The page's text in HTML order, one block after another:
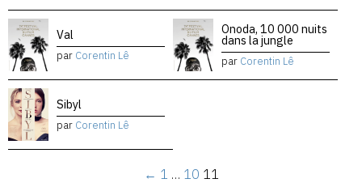
Val
par Corentin Lê
Onoda, 10 000 nuits
dans la jungle
par Corentin Lê
Sibyl
par Corentin Lê
← 1 … 10 11